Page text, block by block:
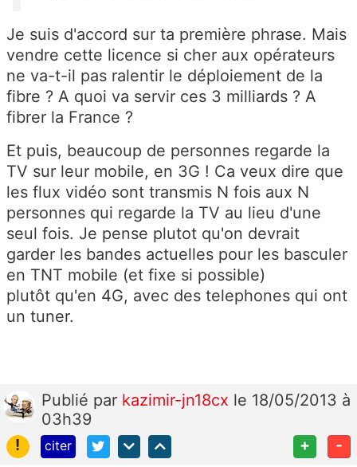
Je suis d'accord sur ta première phrase. Mais
vendre cette licence si cher aux opérateurs
ne va-t-il pas ralentir le déploiement de la
fibre ? A quoi va servir ces 3 milliards ? A
fibrer la France ?
Et puis, beaucoup de personnes regarde la
TV sur leur mobile, en 3G ! Ca veux dire que
les flux vidéo sont transmis N fois aux N
personnes qui regarde la TV au lieu d'une
seul fois. Je pense plutot qu'on devrait
garder les bandes actuelles pour les basculer
en TNT mobile (et fixe si possible)
plutôt qu'en 4G, avec des telephones qui ont
un tuner.
Publié par kazimir-jn18cx le 18/05/2013 à
03h39
!
citer + -